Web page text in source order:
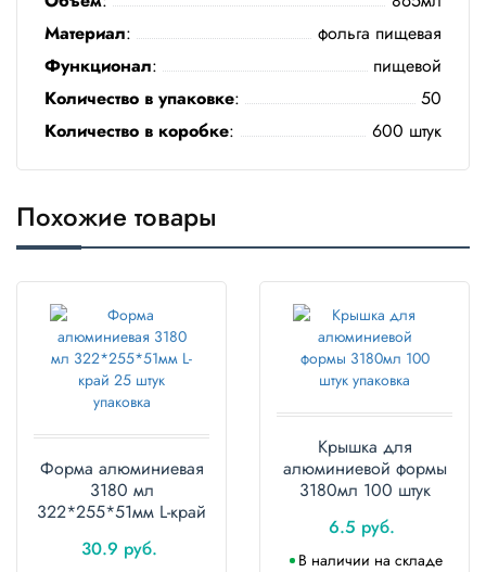
Товары
для
барбекю
Материал:
фольга пищевая
Функционал:
пищевой
Количество в упаковке:
50
Количество в коробке: 600 штук
Похожие товары
Форма алюминиевая
3180 мл
322*255*51мм L-край
30.9 руб.
Крышка для
алюминиевой формы
3180мл 100 штук
6.5 руб.
В наличии на складе